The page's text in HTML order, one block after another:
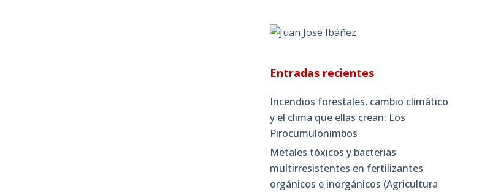
Entradas recientes
Incendios forestales, cambio climático
y el clima que ellas crean: Los
Pirocumulonimbos
Metales tóxicos y bacterias
multirresistentes en fertilizantes
orgánicos e inorgánicos (Agricultura